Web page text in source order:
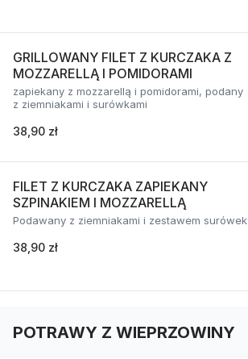
GRILLOWANY FILET Z KURCZAKA Z
MOZZARELLĄ I POMIDORAMI
zapiekany z mozzarellą i pomidorami, podany
z ziemniakami i surówkami
38,90 zł
FILET Z KURCZAKA ZAPIEKANY
SZPINAKIEM I MOZZARELLĄ
Podawany z ziemniakami i zestawem surówek
38,90 zł
POTRAWY Z WIEPRZOWINY